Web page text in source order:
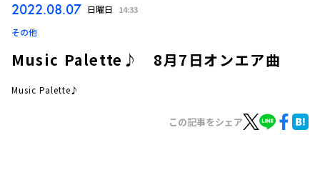
2022.08.07 日曜日 14:33
その他
Music Palette♪ 8月7日オンエア曲
Music Palette♪
この記事をシェア